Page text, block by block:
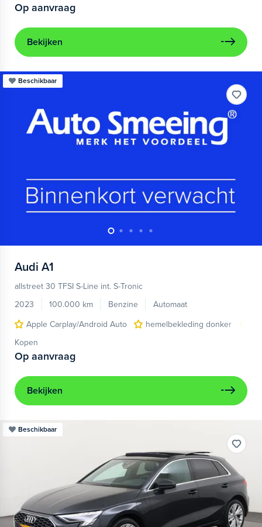
Op aanvraag
Bekijken
Beschikbaar
Audi A1
allstreet 30 TFSI S-Line int. S-Tronic
2023
100.000 km Benzine
Automaat
Apple Carplay/Android Auto
hemelbekleding donker
Kopen
Op aanvraag
Bekijken
Beschikbaar